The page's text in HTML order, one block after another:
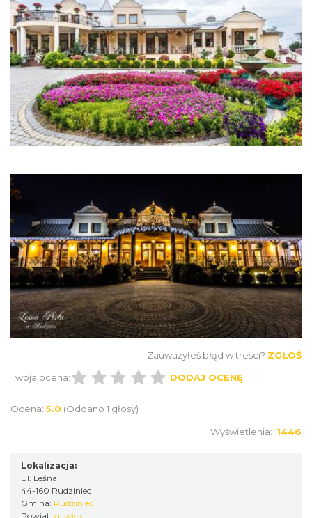
Zauważyłeś błąd w treści? ZGŁOŚ
Twoja ocena:
DODAJ OCENĘ
Ocena: 5.0 (Oddano 1 głosy)
Wyświetlenia: 1446
Lokalizacja:
Ul. Leśna 1
44-160 Rudziniec
Gmina: Rudziniec
Powiat: gliwicki